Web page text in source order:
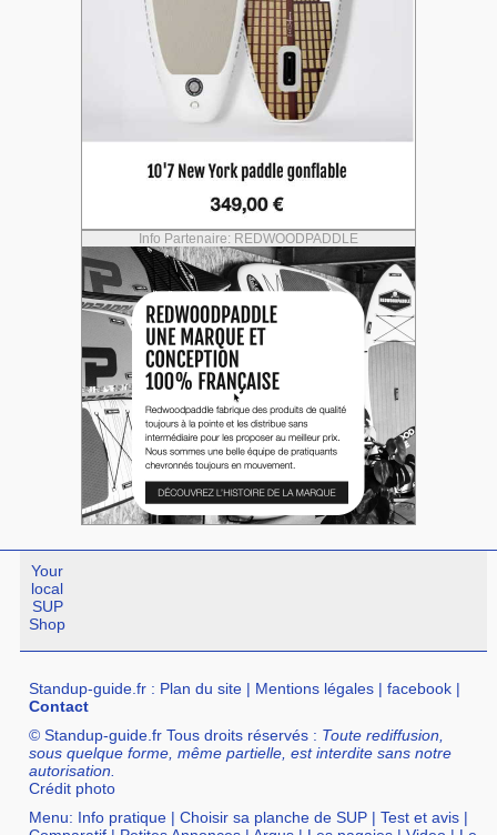
Info Partenaire: REDWOODPADDLE
Your
local
SUP
Shop
Standup-guide.fr : Plan du site | Mentions légales |facebook |
Contact
© Standup-guide.fr Tous droits réservés : Toute rediffusion,
sous quelque forme, même partielle, est interdite sans notre
autorisation.
Crédit photo
Menu: Info pratique |Choisir sa planche de SUP |Test et avis |